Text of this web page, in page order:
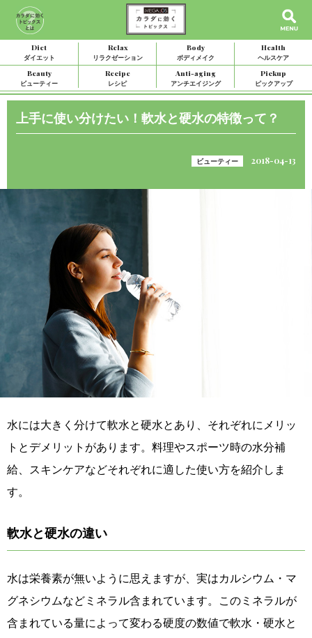
Diet
ダイエット
Relax
リラクゼーション
Body
ボディメイク
Health
ヘルスケア
Beauty
ビューティー
Recipe
レシピ
Anti-aging
アンチエイジング
Pickup
ピックアップ
上手に使い分けたい！軟水と硬水の特徴って？
ビューティー 2018-04-13
水には大きく分けて軟水と硬水とあり、それぞれにメリッ
トとデメリットがあります。料理やスポーツ時の水分補
給、スキンケアなどそれぞれに適した使い方を紹介しま
す。
軟水と硬水の違い
水は栄養素が無いように思えますが、実はカルシウム・マ
グネシウムなどミネラル含まれています。このミネラルが
含まれている量によって変わる硬度の数値で軟水・硬水と